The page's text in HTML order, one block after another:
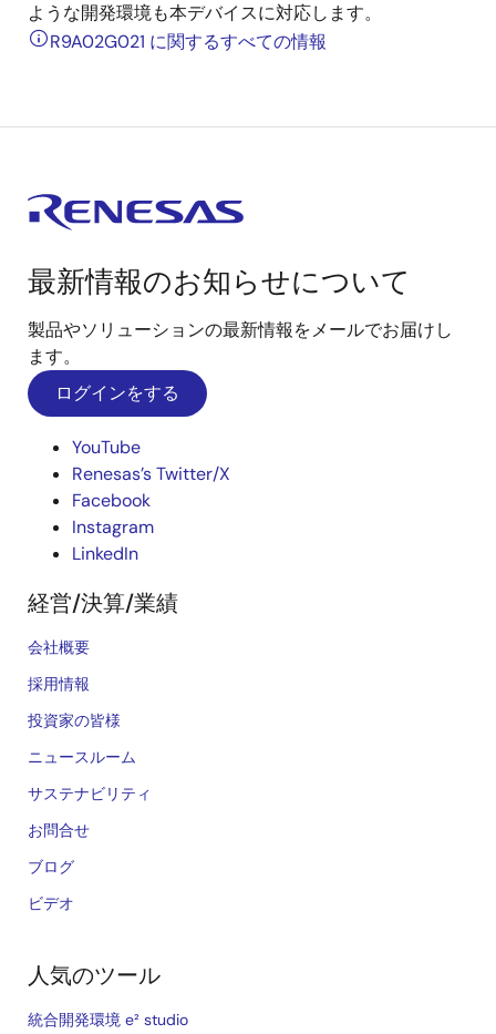
ような開発環境も本デバイスに対応します。
R9A02G021 に関するすべての情報
最新情報のお知らせについて
製品やソリューションの最新情報をメールでお届けし
ます。
ログインをする
YouTube
Renesas’s Twitter/X
Facebook
Instagram
LinkedIn
経営/決算/業績
会社概要
採用情報
投資家の皆様
ニュースルーム
サステナビリティ
お問合せ
ブログ
ビデオ
人気のツール
統合開発環境 e² studio